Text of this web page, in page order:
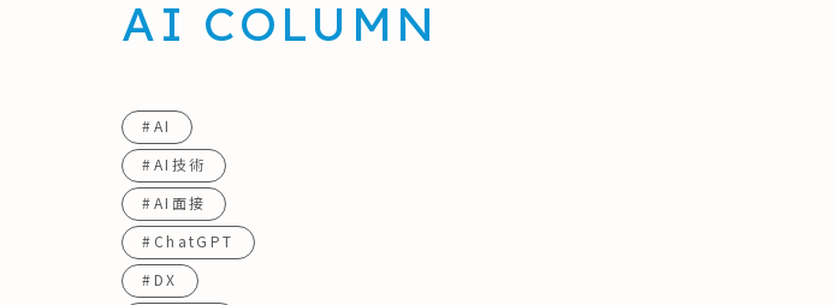
AI COLUMN
#AI
#AI技術
#AI面接
#ChatGPT
#DX